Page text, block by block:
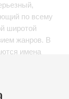
по всему
широтой
жанров. В
имена